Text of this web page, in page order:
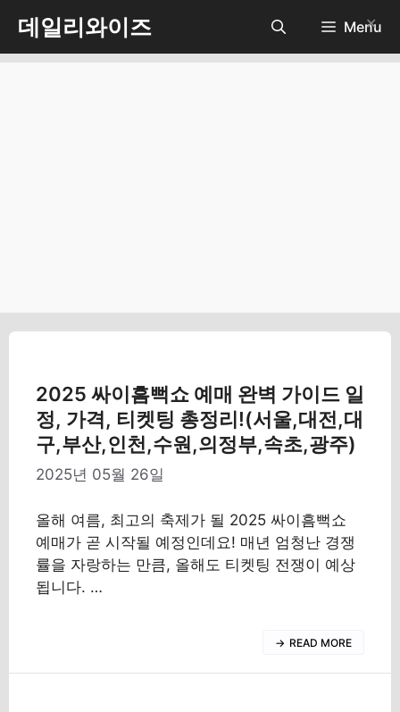
츠
데일리와이즈 Menu
2025 싸이흠뻑쇼 예매 완벽 가이드 일
정, 가격, 티켓팅 총정리!(서울,대전,대
구,부산,인천,수원,의정부,속초,광주)
2025년 05월 26일
올해 여름, 최고의 축제가 될 2025 싸이흠뻑쇼
예매가 곧 시작될 예정인데요! 매년 엄청난 경쟁
률을 자랑하는 만큼, 올해도 티켓팅 전쟁이 예상
됩니다. …
READ MORE
✕